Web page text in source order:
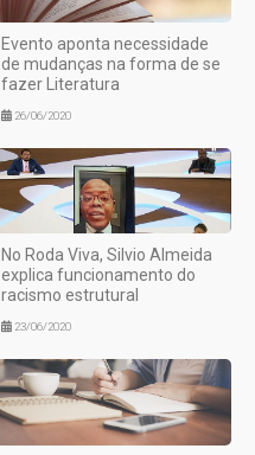
Evento aponta necessidade
de mudanças na forma de se
fazer Literatura
26/06/2020
No Roda Viva, Silvio Almeida
explica funcionamento do
racismo estrutural
23/06/2020